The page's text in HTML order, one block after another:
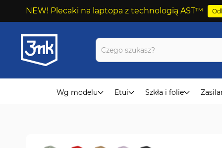
NEW! Plecaki na laptopa z technologią AST™
Przejdź
do
treści
Wg modelu Etui Szkła i folie